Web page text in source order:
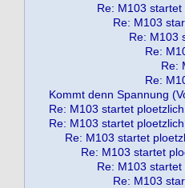
Re: M103
Re: M103
Re: M103
Re:
Re:
Re:
Kommt denn Spannung
Re: M103 startet
Re: M103 startet
Re: M103 startet
Re: M103 startet
Re: M103
Re: M103